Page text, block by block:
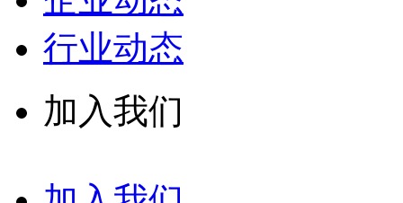
行业动态
加入我们